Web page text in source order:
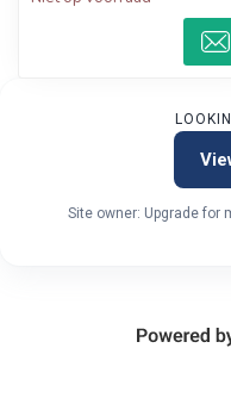
Site owner: Upgrade for